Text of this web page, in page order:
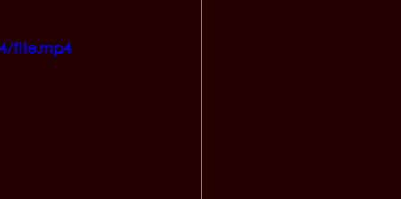
file.mp4